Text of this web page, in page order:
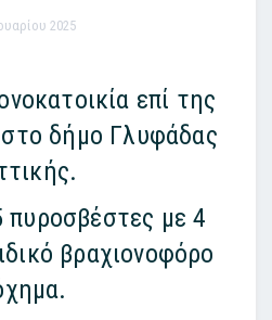
2025
επί της
δήμο Γλυφάδας
πυροσβέστες με 4
βραχιονοφόρο